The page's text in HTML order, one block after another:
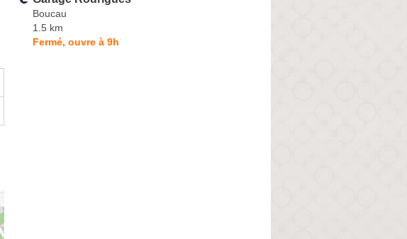
Boucau
1.5 km
Fermé, ouvre à 9h